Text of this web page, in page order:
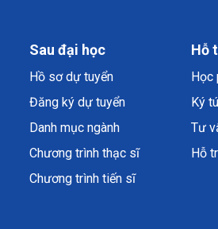
Sau đại học
Hồ sơ dự tuyển
Đăng ký dự tuyển
Danh mục ngành
Chương trình thạc sĩ
Chương trình tiến sĩ
Hỗ
Học
Ký
Tư
Hỗ